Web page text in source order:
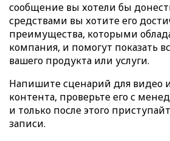
сообщение вы хотели бы
средствами вы хотите его
преимущества, которыми
компания, и помогут показать
вашего продукта или услуги.
Напишите сценарий для видео
контента, проверьте его с
и только после этого
записи.